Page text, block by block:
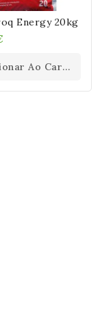
Energy 20kg
Ao Carrinho